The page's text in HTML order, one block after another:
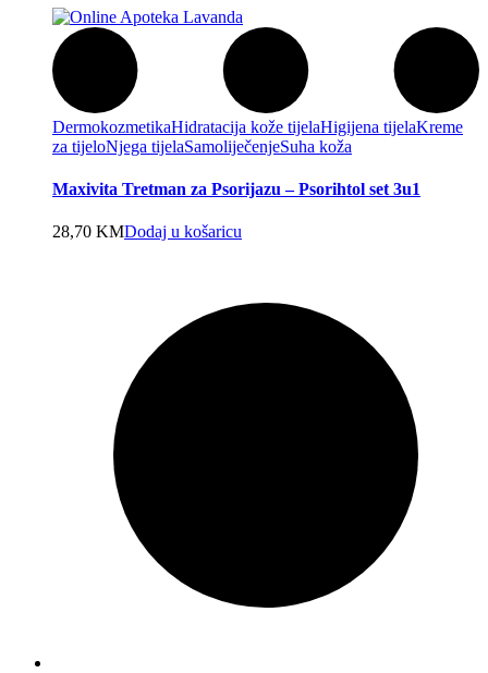
DermokozmetikaHidratacija kože tijelaHigijena tijelaKreme
za tijeloNjega tijelaSamoliječenjeSuha koža
Maxivita Tretman za Psorijazu – Psorihtol set 3u1
28,70 KMDodaj u košaricu